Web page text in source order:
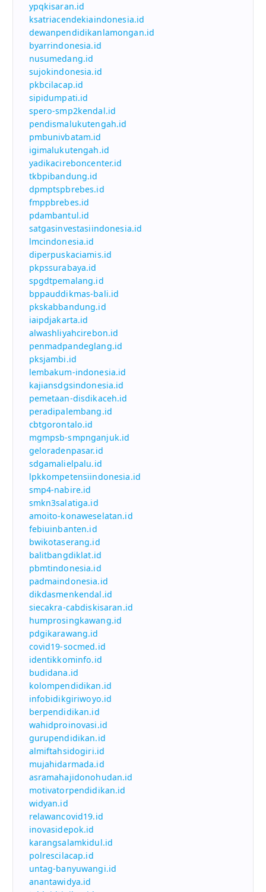
ypqkisaran.id
ksatriacendekiaindonesia.id
dewanpendidikanlamongan.id
byarrindonesia.id
nusumedang.id
sujokindonesia.id
pkbcilacap.id
sipidumpati.id
spero-smp2kendal.id
pendismalukutengah.id
pmbunivbatam.id
igimalukutengah.id
yadikacireboncenter.id
tkbpibandung.id
dpmptspbrebes.id
fmppbrebes.id
pdambantul.id
satgasinvestasiindonesia.id
lmcindonesia.id
diperpuskaciamis.id
pkpssurabaya.id
spgdtpemalang.id
bppauddikmas-bali.id
pkskabbandung.id
iaipdjakarta.id
alwashliyahcirebon.id
penmadpandeglang.id
pksjambi.id
lembakum-indonesia.id
kajiansdgsindonesia.id
pemetaan-disdikaceh.id
peradipalembang.id
cbtgorontalo.id
mgmpsb-smpnganjuk.id
geloradenpasar.id
sdgamalielpalu.id
lpkkompetensiindonesia.id
smp4-nabire.id
smkn3salatiga.id
amoito-konaweselatan.id
febiuinbanten.id
bwikotaserang.id
balitbangdiklat.id
pbmtindonesia.id
padmaindonesia.id
dikdasmenkendal.id
siecakra-cabdiskisaran.id
humprosingkawang.id
pdgikarawang.id
covid19-socmed.id
identikkominfo.id
budidana.id
kolompendidikan.id
infobidikgiriwoyo.id
berpendidikan.id
wahidproinovasi.id
gurupendidikan.id
almiftahsidogiri.id
mujahidarmada.id
asramahajidonohudan.id
motivatorpendidikan.id
widyan.id
relawancovid19.id
inovasidepok.id
karangsalamkidul.id
polrescilacap.id
untag-banyuwangi.id
anantawidya.id